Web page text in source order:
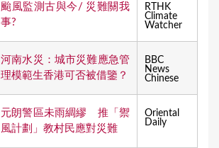
颱風監測古與今/ 災難關我
事?
RTHK
Climate
Watcher
河南水災：城市災難應急管
理模範生香港可否被借鑒？
BBC
News
Chinese
元朗警區未雨綢繆 推「禦
風計劃」教村民應對災難
Oriental
Daily